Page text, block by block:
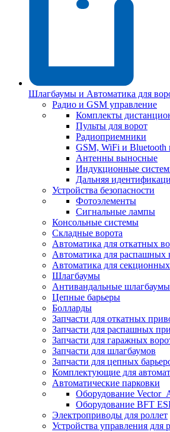
Шлагбаумы и Автоматика для
Радио и GSM управление
Комплекты
Пульты для ворот
Радиоприемники
GSM, WiFi и Bluetooth
Антенны выносные
Индукционные
Дальняя
Устройства безопасности
Фотоэлементы
Сигнальные лампы
Консольные системы
Складные ворота
Автоматика для откатных
Автоматика для распашных
Автоматика для
Шлагбаумы
Антивандальные шлагбаумы
Цепные барьеры
Болларды
Запчасти для откатных
Запчасти для распашных
Запчасти для гаражных
Запчасти для шлагбаумов
Запчасти для цепных
Комплектующие для
Автоматические парковки
Оборудование
Оборудование BFT
Электроприводы для роллет
Устройства управления для